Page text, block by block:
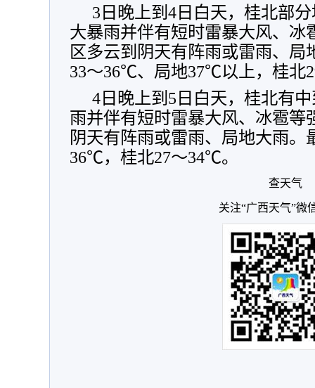
3日晚上到4日白天，桂北部
大暴雨并伴有短时雷暴大风、冰
区多云到阴天有阵雨或雷雨、局
33～36℃、局地37℃以上，桂北
4日晚上到5日白天，桂北有
雨并伴有短时雷暴大风、冰雹等
阴天有阵雨或雷雨、局地大雨。
36℃，桂北27～34℃。
查天气
关注“广西天气”微